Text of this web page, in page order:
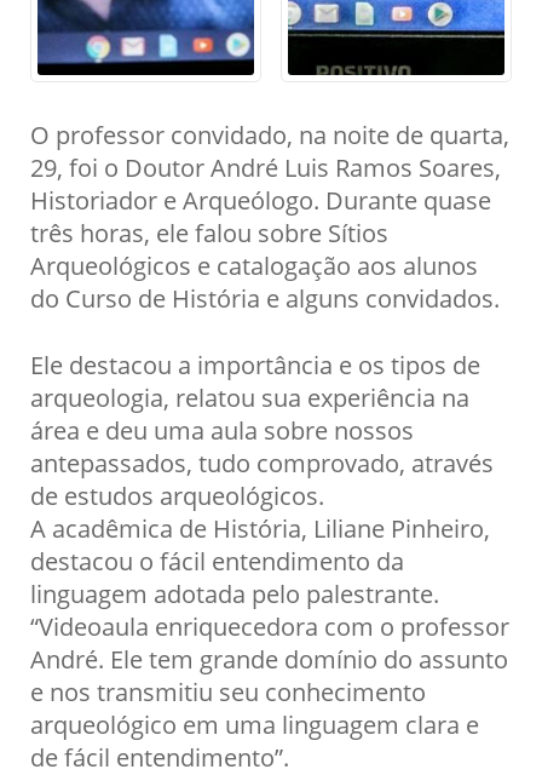
O professor convidado, na noite de quarta,
29, foi o Doutor André Luis Ramos Soares,
Historiador e Arqueólogo. Durante quase
três horas, ele falou sobre Sítios
Arqueológicos e catalogação aos alunos
do Curso de História e alguns convidados.
Ele destacou a importância e os tipos de
arqueologia, relatou sua experiência na
área e deu uma aula sobre nossos
antepassados, tudo comprovado, através
de estudos arqueológicos.
A acadêmica de História, Liliane Pinheiro,
destacou o fácil entendimento da
linguagem adotada pelo palestrante.
“Videoaula enriquecedora com o professor
André. Ele tem grande domínio do assunto
e nos transmitiu seu conhecimento
arqueológico em uma linguagem clara e
de fácil entendimento”.